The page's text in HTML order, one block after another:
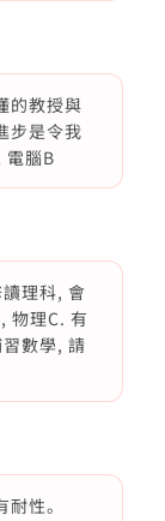
的教授與
步是令我
電腦B
理科, 會
物理C. 有
數學, 請
性。